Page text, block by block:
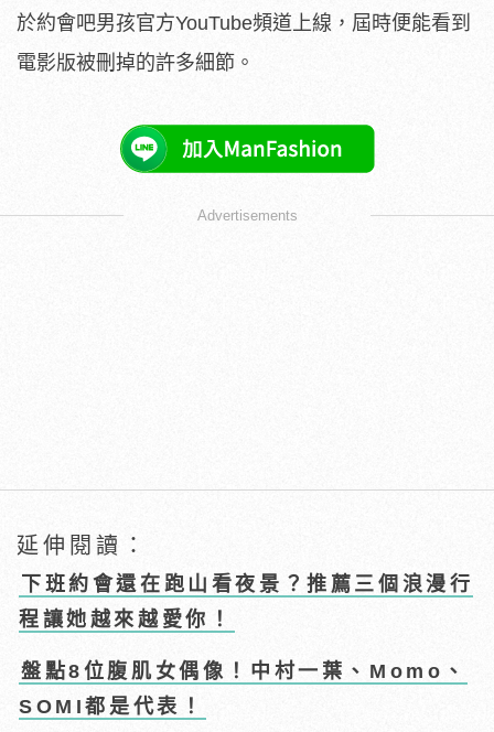
於約會吧男孩官方YouTube頻道上線， 屆時便能看到
電影版被刪掉的許多細節。
Advertisements
延伸閱讀：
下班約會還在跑山看夜景？推薦三個浪漫行
程讓她越來越愛你！
盤點8位腹肌女偶像！中村一葉、Momo、
SOMI都是代表！